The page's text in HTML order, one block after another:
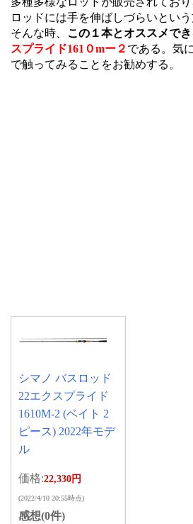
ロッドには手を伸ばしづらいとい
そんな時、 この１本とオススメで
スプライド161０mー２ である。気
で触ってみることをお勧めする。
シマノ バスロッド
22エクスプライド
1610M-2 (ベイト 2
ピース) 2022年モデ
ル
価格:22,330円
(2022/4/10 20:55時点)
感想(0件)